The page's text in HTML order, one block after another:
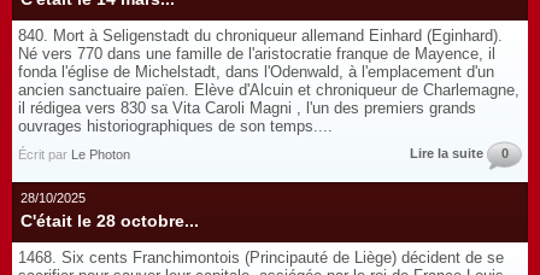
840. Mort à Seligenstadt du chroniqueur allemand Einhard (Eginhard).
Né vers 770 dans une famille de l'aristocratie franque de Mayence, il
fonda l'église de Michelstadt, dans l'Odenwald, à l'emplacement d'un
ancien sanctuaire païen. Elève d'Alcuin et chroniqueur de Charlemagne,
il rédigea vers 830 sa Vita Caroli Magni , l'un des premiers grands
ouvrages historiographiques de son temps....
Écrit par Le Photon Lire la suite 0
28/10/2025
C'était le 28 octobre...
1468. Six cents Franchimontois (Principauté de Liège) décident de se